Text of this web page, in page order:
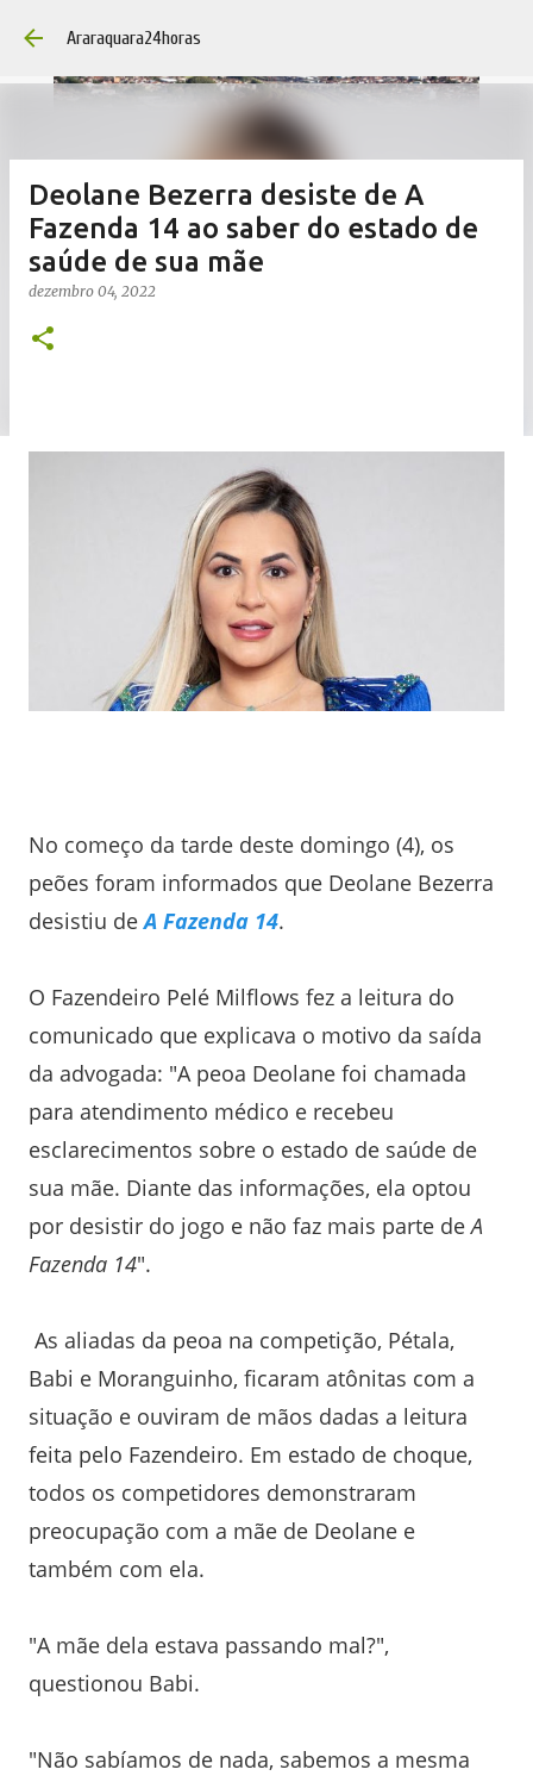
Araraquara24horas
Deolane Bezerra desiste de A
Fazenda 14 ao saber do estado de
saúde de sua mãe
dezembro 04, 2022
No começo da tarde deste domingo (4), os
peões foram informados que Deolane Bezerra
desistiu deA Fazenda 14.
O Fazendeiro Pelé Milflows fez a leitura do
comunicado que explicava o motivo da saída
da advogada: "A peoa Deolane foi chamada
para atendimento médico e recebeu
esclarecimentos sobre o estado de saúde de
sua mãe. Diante das informações, ela optou
por desistir do jogo e não faz mais parte deA
Fazenda 14".
As aliadas da peoa na competição, Pétala,
Babi e Moranguinho, ficaram atônitas com a
situação e ouviram de mãos dadas a leitura
feita pelo Fazendeiro. Em estado de choque,
todos os competidores demonstraram
preocupação com a mãe de Deolane e
também com ela.
"A mãe dela estava passando mal?",
questionou Babi.
"Não sabíamos de nada, sabemos a mesma